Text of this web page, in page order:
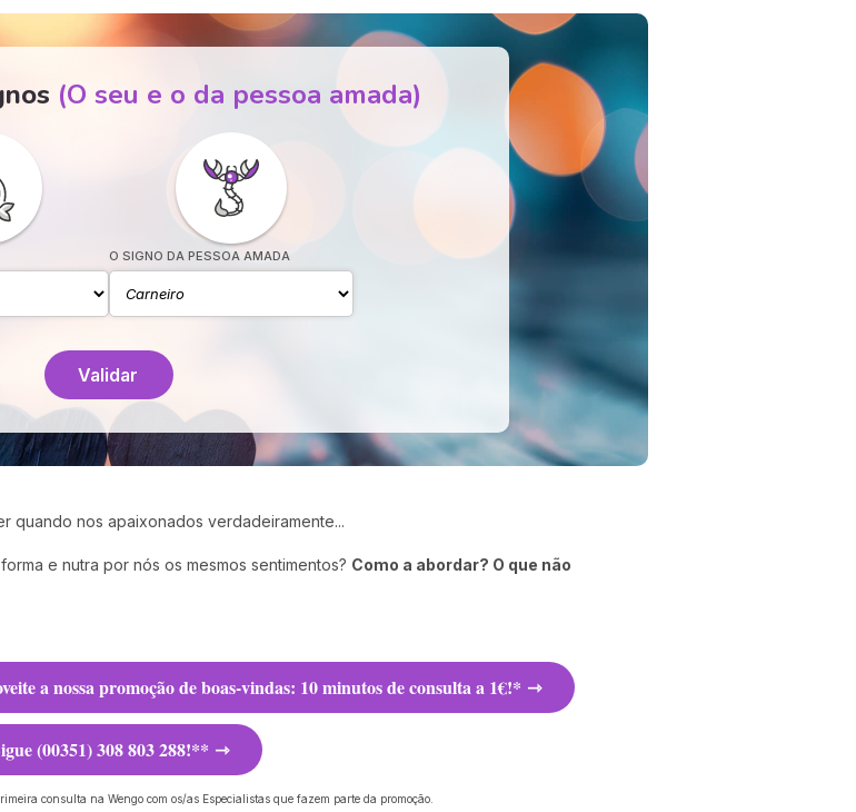
(O seu e o da pessoa amada)
O SIGNO DA PESSOA AMADA
Validar
quando nos apaixonados verdadeiramente...
e nutra por nós os mesmos sentimentos? Como a abordar? O que não
a nossa promoção de boas-vindas: 10 minutos de consulta a 1€!*
(00351) 308 803 288!**
consulta na Wengo com os/as Especialistas que fazem parte da promoção.